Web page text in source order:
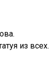
из всех.